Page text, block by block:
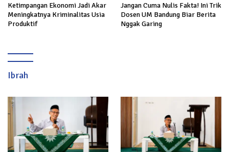
Ketimpangan Ekonomi Jadi Akar
Meningkatnya Kriminalitas Usia
Produktif
Jangan Cuma Nulis Fakta! Ini Trik
Dosen UM Bandung Biar Berita
Nggak Garing
Ibrah